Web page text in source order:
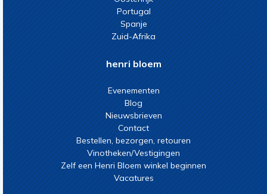
Portugal
Spanje
Zuid-Afrika
henri bloem
Evenementen
Blog
Nieuwsbrieven
Contact
Bestellen, bezorgen, retouren
Vinotheken/Vestigingen
Zelf een Henri Bloem winkel beginnen
Vacatures